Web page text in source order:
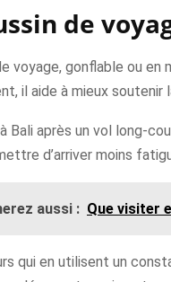
de
voyage, gonflable ou
il aide à mieux
Bali après un vol long-
d’arriver moins
aussi : Que visiter
qui en utilisent un